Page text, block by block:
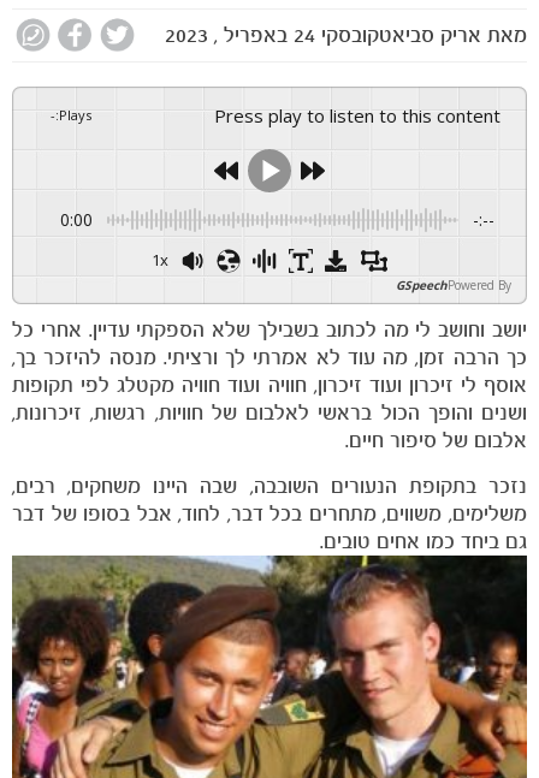
מאת אריק סביאטקובסקי 24 באפריל , 2023
Press play to listen to this content
Plays
:
-
0:00 -:--
1x
Powered By
GSpeech
יושב וחושב לי מה לכתוב בשבילך שלא הספקתי עדיין. אחרי כל
כך הרבה זמן, מה עוד לא אמרתי לך ורציתי. מנסה להיזכר בך,
אוסף לי זיכרון ועוד זיכרון, חוויה ועוד חוויה מקטלג לפי תקופות
ושנים והופך הכול בראשי לאלבום של חוויות, רגשות, זיכרונות,
אלבום של סיפור חיים.
נזכר בתקופת הנעורים השובבה, שבה היינו משחקים, רבים,
משלימים, משווים, מתחרים בכל דבר, לחוד, אבל בסופו של דבר
גם ביחד כמו אחים טובים.